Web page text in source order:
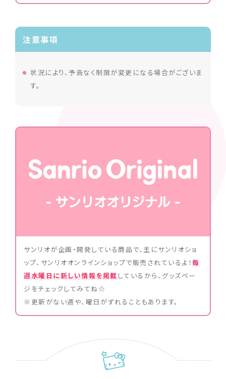
注意事項
状況により、予告なく制限が変更になる場合がございま
す。
サンリオが企画・開発している商品で、主にサンリオショ
ップ、サンリオオンラインショップで販売されているよ！毎
週水曜日に新しい情報を掲載 しているから、グッズペー
ジをチェックしてみてね☆
※更新がない週や、曜日がずれることもあります。